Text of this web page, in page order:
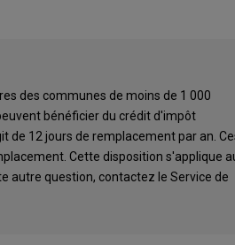
des communes de moins de 1 000
bénéficier du crédit d'impôt
de 12 jours de remplacement par an.
Cette disposition s'applique
autre question, contactez le Service de